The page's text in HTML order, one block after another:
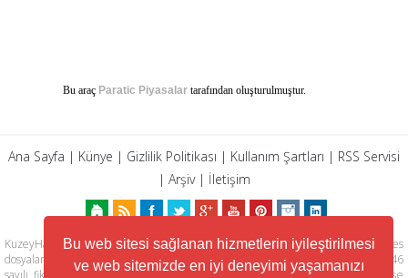
Bu web sitesi sağlanan hizmetlerin iyileştirilmesi
ve web sitemizde en iyi deneyimi yaşamanızı
Bu araç Paratic Piyasalar tarafından oluşturulmuştur.
Ana Sayfa | Künye | Gizlilik Politikası | Kullanım Şartları | RSS Servisi
| Arşiv| İletişim
KuzeyHaber.com sitesinde yer alan tüm yazılar, materyaller, resimler, ses
dosyaları, animasyonlar, videolar, tasarım ve düzenlemelerin telif hakları 5846